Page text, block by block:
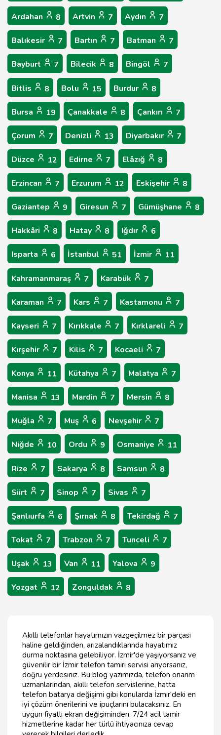
Ardahan 8 Artvin 7 Aydın 7
Balıkesir 7 Bartın 7 Batman 7
Bayburt 7 Bilecik 8 Bingöl 7
Bitlis 8 Bolu 15 Burdur 8
Bursa 19 Çanakkale 8 Çankırı 7
Çorum 7 Denizli 13 Diyarbakır 7
Düzce 12 Edirne 7 Elâzığ 8
Erzincan 7 Erzurum 12 Eskişehir 8
Gaziantep 9 Giresun 7 Gümüşhane 8
Hakkâri 8 Hatay 8 Iğdır 6
Isparta 6 İstanbul 51 İzmir 11
Kahramanmaraş 7 Karabük 7
Karaman 7 Kars 7 Kastamonu 7
Kayseri 7 Kırıkkale 7 Kırklareli 7
Kırşehir 7 Kilis 7 Kocaeli 7
Konya 11 Kütahya 7 Malatya 7
Manisa 13 Mardin 7 Mersin 8
Muğla 7 Muş 6 Nevşehir 7
Niğde 10 Ordu 9 Osmaniye 11
Rize 7 Sakarya 8 Samsun 8
Siirt 7 Sinop 7 Sivas 7
Şanlıurfa 6 Şırnak 8 Tekirdağ 7
Tokat 7 Trabzon 7 Tunceli 7
Uşak 13 Van 11 Yalova 9
Yozgat 12 Zonguldak 8
Akıllı telefonlar hayatımızın vazgeçilmez bir parçası
haline geldiğinden, arızalandıklarında hayatımız
durma noktasına gelebiliyor. İzmir'de yaşıyorsanız ve
güvenilir bir İzmir telefon tamiri servisi arıyorsanız,
doğru yerdesiniz. Bu blog yazımızda, telefon onarım
uzmanlarından, akıllı telefon servislerine, hatta
telefon batarya değişimi gibi konularda İzmir'deki en
iyi çözüm önerilerini ve ipuçlarını bulacaksınız. En
uygun fiyatlı ekran değişiminden, 7/24 acil tamir
hizmetlerine kadar her türlü ihtiyacınıza cevap